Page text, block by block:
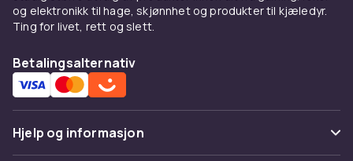
og elektronikk til hage, skjønnhet og produkter til kjæledyr.
Ting for livet, rett og slett.
Betalingsalternativ
Hjelp og informasjon